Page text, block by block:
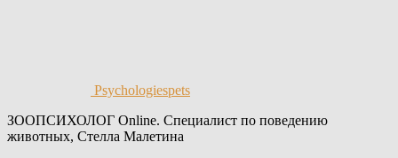
Psychologiespets
ЗООПСИХОЛОГ Online. Специалист по поведению
животных, Стелла Малетина